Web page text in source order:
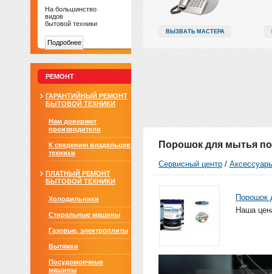
На большинство
видов
бытовой техники
Подробнее
РЕМОНТ
ГАРАНТИЙНЫЙ РЕМОНТ
БЫТОВОЙ ТЕХНИКИ
Нам доверяют
производители
К сведению владельцев
техники
ПЛАТНЫЙ РЕМОНТ
БЫТОВОЙ ТЕХНИКИ
Холодильники
Стиральные машины
Газовые, электроплиты
Вытяжки
Посудомоечные
машины
ВЫЗВАТЬ МАСТЕРА
Порошок для мытья
Сервисный центр /
Порошок
Наша